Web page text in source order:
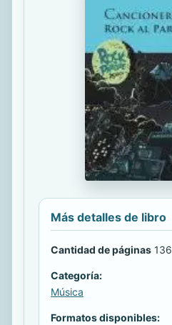
Más detalles de libro
Cantidad de páginas 136
Categoría:
Música
Formatos disponibles: